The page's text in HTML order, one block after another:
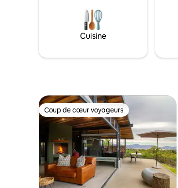
ou à la réserve d'hiver de Groot.
Cuisine
Coup de cœur voyageurs
Coup de cœur voyageurs